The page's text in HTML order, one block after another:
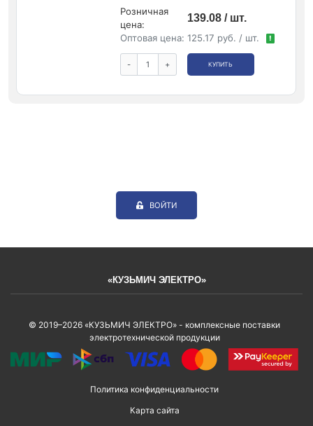
Розничная
цена:
139.08 / шт.
Оптовая цена: 125.17 руб. / шт. !
- + КУПИТЬ
ВОЙТИ
«КУЗЬМИЧ ЭЛЕКТРО»
© 2019–2026 «КУЗЬМИЧ ЭЛЕКТРО» - комплексные поставки
электротехнической продукции
Политика конфиденциальности
Карта сайта